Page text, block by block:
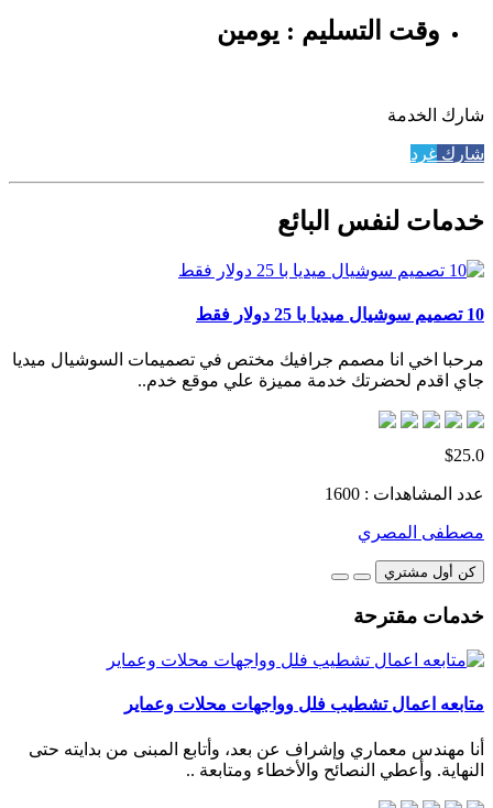
وقت التسليم : يومين
شارك الخدمة
شارك غرد
خدمات لنفس البائع
10 تصميم سوشيال ميديا با 25 دولار فقط
مرحبا اخي انا مصمم جرافيك مختص في تصميمات السوشيال ميديا
جاي اقدم لحضرتك خدمة مميزة علي موقع خدم..
$25.0
عدد المشاهدات : 1600
مصطفى المصري
كن أول مشتري
خدمات مقترحة
متابعه اعمال تشطيب فلل وواجهات محلات وعماير
أنا مهندس معماري وإشراف عن بعد، وأتابع المبنى من بدايته حتى
النهاية. وأعطي النصائح والأخطاء ومتابعة ..